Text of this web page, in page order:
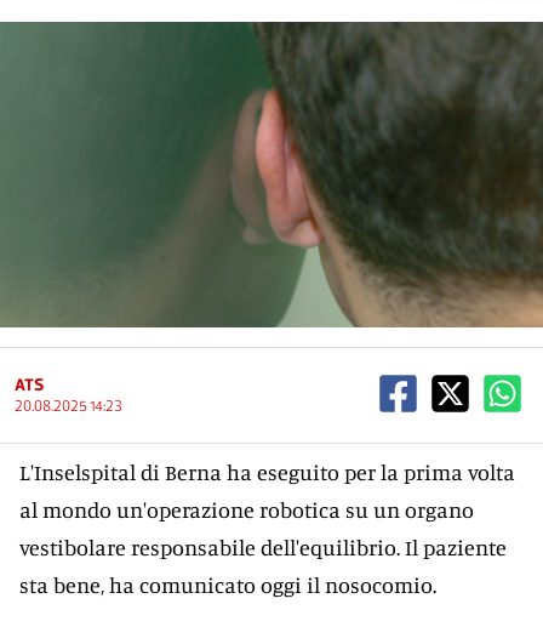
ATS
20.08.2025 14:23
L'Inselspital di Berna ha eseguito per la prima volta
al mondo un'operazione robotica su un organo
vestibolare responsabile dell'equilibrio. Il paziente
sta bene, ha comunicato oggi il nosocomio.